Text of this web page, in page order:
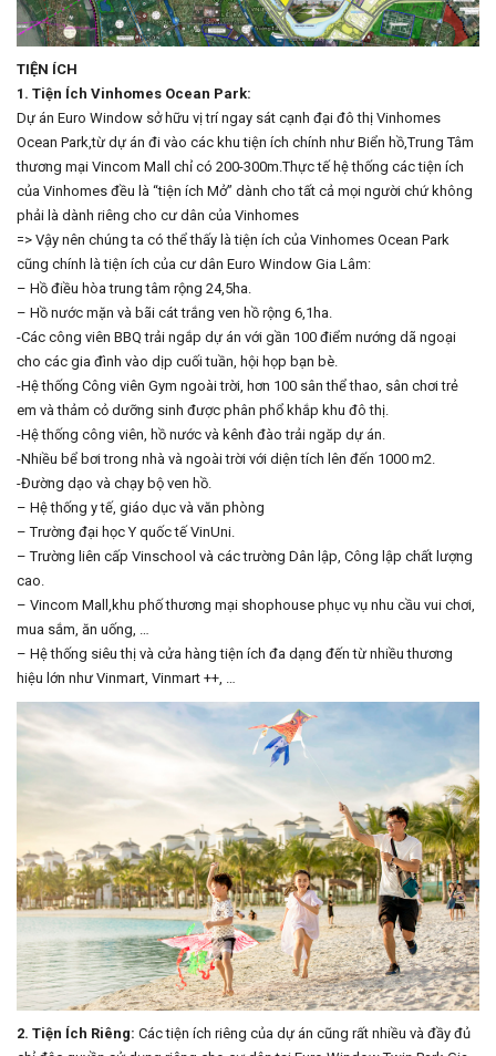
TIỆN ÍCH
1. Tiện Ích Vinhomes Ocean Park:
Dự án Euro Window sở hữu vị trí ngay sát cạnh đại đô thị Vinhomes
Ocean Park,từ dự án đi vào các khu tiện ích chính như Biển hồ,Trung Tâm
thương mại Vincom Mall chỉ có 200-300m.Thực tế hệ thống các tiện ích
của Vinhomes đều là “tiện ích Mở” dành cho tất cả mọi người chứ không
phải là dành riêng cho cư dân của Vinhomes
=> Vậy nên chúng ta có thể thấy là tiện ích của Vinhomes Ocean Park
cũng chính là tiện ích của cư dân Euro Window Gia Lâm:
– Hồ điều hòa trung tâm rộng 24,5ha.
– Hồ nước mặn và bãi cát trắng ven hồ rộng 6,1ha.
-Các công viên BBQ trải ngắp dự án với gần 100 điểm nướng dã ngoại
cho các gia đình vào dịp cuối tuần, hội họp bạn bè.
-Hệ thống Công viên Gym ngoài trời, hơn 100 sân thể thao, sân chơi trẻ
em và thảm cỏ dưỡng sinh được phân phổ khắp khu đô thị.
-Hệ thống công viên, hồ nước và kênh đào trải ngăp dự án.
-Nhiều bể bơi trong nhà và ngoài trời với diện tích lên đến 1000 m2.
-Đường dạo và chạy bộ ven hồ.
– Hệ thống y tế, giáo dục và văn phòng
– Trường đại học Y quốc tế VinUni.
– Trường liên cấp Vinschool và các trường Dân lập, Công lập chất lượng
cao.
– Vincom Mall,khu phố thương mại shophouse phục vụ nhu cầu vui chơi,
mua sắm, ăn uống, …
– Hệ thống siêu thị và cửa hàng tiện ích đa dạng đến từ nhiều thương
hiệu lớn như Vinmart, Vinmart ++, …
2. Tiện Ích Riêng: Các tiện ích riêng của dự án cũng rất nhiều và đầy đủ